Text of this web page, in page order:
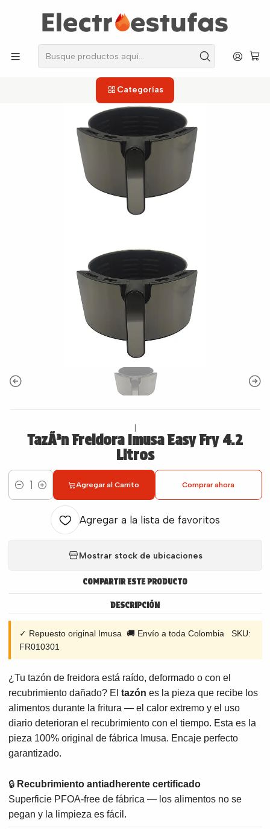
Categorías
los repuestos que necesitas, sin salir de casa!
TazÃ³n Freidora Imusa Easy Fry 4.2 Litros
TazÃ³n Freidora Imusa Easy Fry 4.2
Litros
Cantidad
Agregar al Carrito Comprar ahora
Agregar a la lista de favoritos
Mostrar stock de ubicaciones
COMPARTIR ESTE PRODUCTO
DESCRIPCIÓN
✓ Repuesto original Imusa 🚚 Envío a toda Colombia SKU:
FR010301
¿Tu tazón de freidora está raído, deformado o con el
recubrimiento dañado? El tazón es la pieza que recibe los
alimentos durante la fritura — el calor extremo y el uso
diario deterioran el recubrimiento con el tiempo. Esta es la
pieza 100% original de fábrica Imusa. Encaje perfecto
garantizado.
🔒 Recubrimiento antiadherente certificado
Superficie PFOA-free de fábrica — los alimentos no se
pegan y la limpieza es fácil.